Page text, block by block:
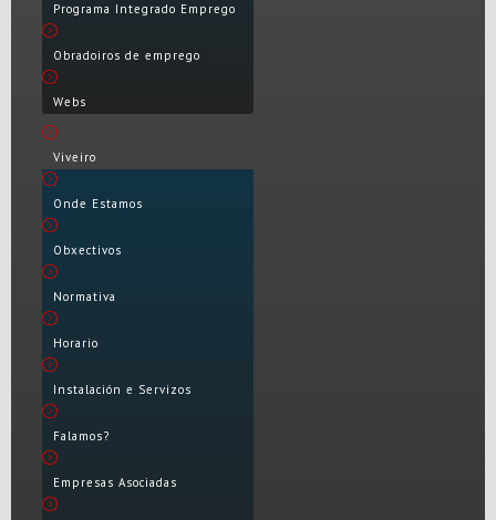
Programa Integrado Emprego
Obradoiros de emprego
Webs
Viveiro
Onde Estamos
Obxectivos
Normativa
Horario
Instalación e Servizos
Falamos?
Empresas Asociadas